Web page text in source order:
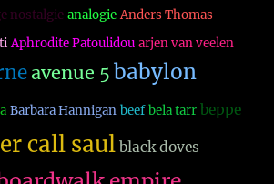
nostalgie analogie Anders Thomas
Aphrodite Patoulidou arjen van veelen
avenue 5 babylon
Barbara Hannigan beef bela tarr beppe
call saul black doves